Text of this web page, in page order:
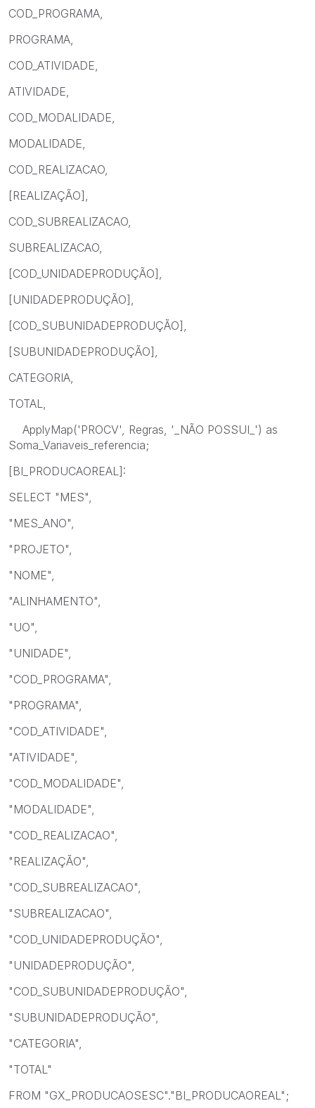
COD_PROGRAMA,
PROGRAMA,
COD_ATIVIDADE,
ATIVIDADE,
COD_MODALIDADE,
MODALIDADE,
COD_REALIZACAO,
[REALIZAÇÃO],
COD_SUBREALIZACAO,
SUBREALIZACAO,
[COD_UNIDADEPRODUÇÃO],
[UNIDADEPRODUÇÃO],
[COD_SUBUNIDADEPRODUÇÃO],
[SUBUNIDADEPRODUÇÃO],
CATEGORIA,
TOTAL,
ApplyMap('PROCV', Regras, '_NÃO POSSUI_') as
Soma_Variaveis_referencia;
[BI_PRODUCAOREAL]:
SELECT "MES",
"MES_ANO",
"PROJETO",
"NOME",
"ALINHAMENTO",
"UO",
"UNIDADE",
"COD_PROGRAMA",
"PROGRAMA",
"COD_ATIVIDADE",
"ATIVIDADE",
"COD_MODALIDADE",
"MODALIDADE",
"COD_REALIZACAO",
"REALIZAÇÃO",
"COD_SUBREALIZACAO",
"SUBREALIZACAO",
"COD_UNIDADEPRODUÇÃO",
"UNIDADEPRODUÇÃO",
"COD_SUBUNIDADEPRODUÇÃO",
"SUBUNIDADEPRODUÇÃO",
"CATEGORIA",
"TOTAL"
FROM "GX_PRODUCAOSESC"."BI_PRODUCAOREAL";